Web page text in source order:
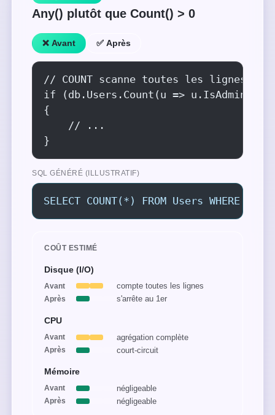
Any() plutôt que Count() > 0
❌ Avant ✅ Après
// COUNT scanne toutes les lignes
if (db.Users.Count(u => u.IsAdmin) >
{
    // ...
}
SQL GÉNÉRÉ (ILLUSTRATIF)
SELECT COUNT(*) FROM Users WHERE
COÛT ESTIMÉ
Disque (I/O)
Avant compte toutes les lignes
Après s'arrête au 1er
CPU
Avant agrégation complète
Après court-circuit
Mémoire
Avant négligeable
Après négligeable